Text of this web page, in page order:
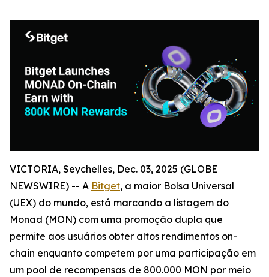
VICTORIA, Seychelles, Dec. 03, 2025 (GLOBE
NEWSWIRE) -- A Bitget, a maior Bolsa Universal
(UEX) do mundo, está marcando a listagem do
Monad (MON) com uma promoção dupla que
permite aos usuários obter altos rendimentos on-
chain enquanto competem por uma participação em
um pool de recompensas de 800.000 MON por meio